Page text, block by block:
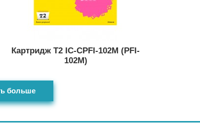
Картридж T2 IC-CPFI-102M (PFI-
102M)
больше